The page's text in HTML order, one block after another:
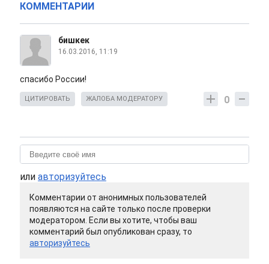
КОММЕНТАРИИ
бишкек
16.03.2016, 11:19
спасибо России!
0
ЦИТИРОВАТЬ ЖАЛОБА МОДЕРАТОРУ
или авторизуйтесь
Комментарии от анонимных пользователей
появляются на сайте только после проверки
модератором. Если вы хотите, чтобы ваш
комментарий был опубликован сразу, то
авторизуйтесь